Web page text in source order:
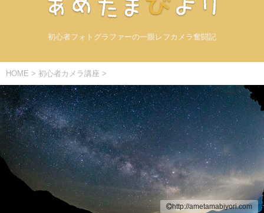
初心者フォトグラファーの一眼レフカメラ奮闘記
HOME > 初心者カメラ講座 >
http://ametamabiyori.com